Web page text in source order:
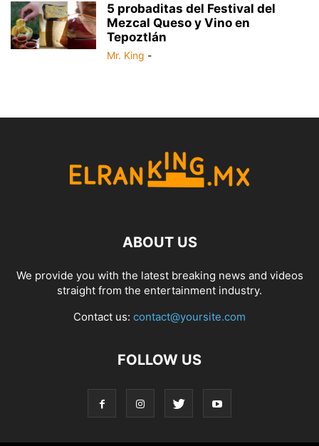
5 probaditas del Festival del
Mezcal Queso y Vino en
Tepoztlán
Mr. King -
ABOUT US
We provide you with the latest breaking news and videos
straight from the entertainment industry.
Contact us: contact@yoursite.com
FOLLOW US